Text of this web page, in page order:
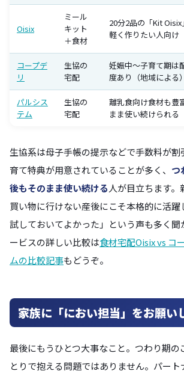
Oisix
ミール
キット
＋食材
20分2品の「Kit
軽く作りたい人向け
コープデ
リ
生協の
宅配
妊娠中〜子育て期は
度あり（地域による）
パルシス
テム
生協の
宅配
離乳食向け食材も豊
まま使い続けられる
生協系は母子手帳の提示などで手数料が
育て特典が用意されていることが多く、 つ
後もそのまま使い続ける人が目立ちます。
買い物に行けない産後にこそ本格的に活
試しておいてよかった」という声も多く聞
ービスの詳しい比較は食材宅配Oisix vs コ
ムの比較記事もどうぞ。
家族に「におい担当」をお願い
最後にもうひとつ大事なこと。つわり期の
とりで抱える問題ではありません。パー